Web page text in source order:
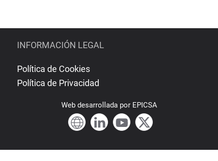
INFORMACIÓN LEGAL
Política de Cookies
Política de Privacidad
Webdesarrollada por EPICSA